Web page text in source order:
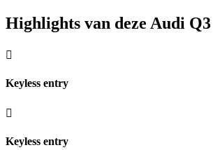
Highlights van deze Audi Q3
Keyless entry
Keyless entry